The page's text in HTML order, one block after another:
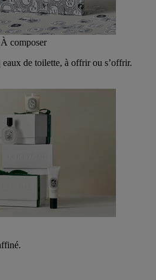
composer
de toilette, à offrir ou s’offrir.